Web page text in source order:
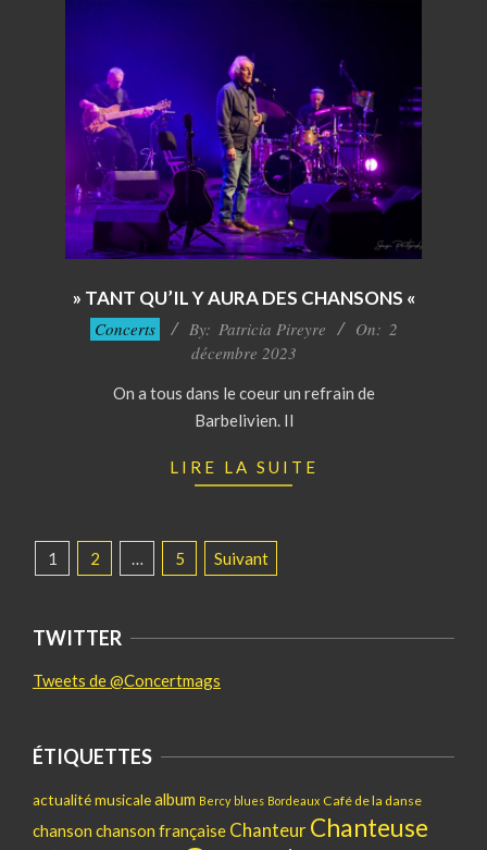
» TANT QU’IL Y AURA DES CHANSONS «
2023-Concerts By: Patricia Pireyre On: 2
décembre 2023
On a tous dans le coeur un refrain de
Barbelivien. Il
LIRE LA SUITE
PAGINATION
DES
1 2 5 Suivant
TWITTER
Tweets de @Concertmags
ÉTIQUETTES
actualité musicalealbum Bercy blues Bordeaux Café de la danse
chanson chanson française ChanteurChanteuse